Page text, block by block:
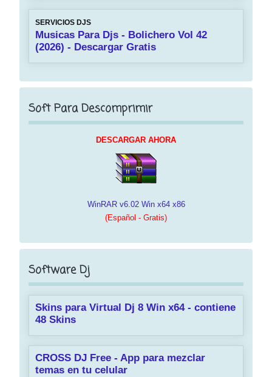
SERVICIOS DJS
Musicas Para Djs - Bolichero Vol 42
(2026) - Descargar Gratis
Soft Para Descomprimir
DESCARGAR AHORA
WinRAR v6.02 Win x64 x86
(Español - Gratis)
Software Dj
Skins para Virtual Dj 8 Win x64 - contiene
48 Skins
CROSS DJ Free - App para mezclar
temas en tu celular